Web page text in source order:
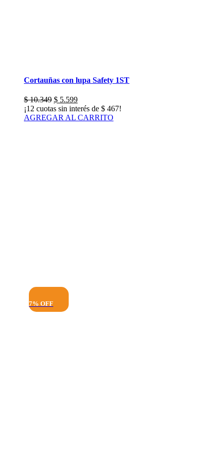
Cortauñas con lupa Safety 1ST
$10.349 El
precio
original
$ 5.599El
precio
actual
¡12 cuotas sin interés de $ 467!
AGREGAR AL CARRITO
7% OFF